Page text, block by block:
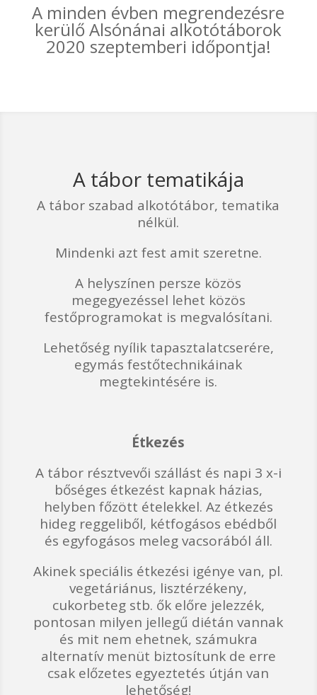
A minden évben megrendezésre
kerülő Alsónánai alkotótáborok
2020 szeptemberi időpontja!
A tábor tematikája
A tábor szabad alkotótábor, tematika
nélkül.
Mindenki azt fest amit szeretne.
A helyszínen persze közös
megegyezéssel lehet közös
festőprogramokat is megvalósítani.
Lehetőség nyílik tapasztalatcserére,
egymás festőtechnikáinak
megtekintésére is.
Étkezés
A tábor résztvevői szállást és napi 3 x-i
bőséges étkezést kapnak házias,
helyben főzött ételekkel. Az étkezés
hideg reggeliből, kétfogásos ebédből
és egyfogásos meleg vacsorából áll.
Akinek speciális étkezési igénye van, pl.
vegetáriánus, lisztérzékeny,
cukorbeteg stb. ők előre jelezzék,
pontosan milyen jellegű diétán vannak
és mit nem ehetnek, számukra
alternatív menüt biztosítunk de erre
csak előzetes egyeztetés útján van
lehetőség!